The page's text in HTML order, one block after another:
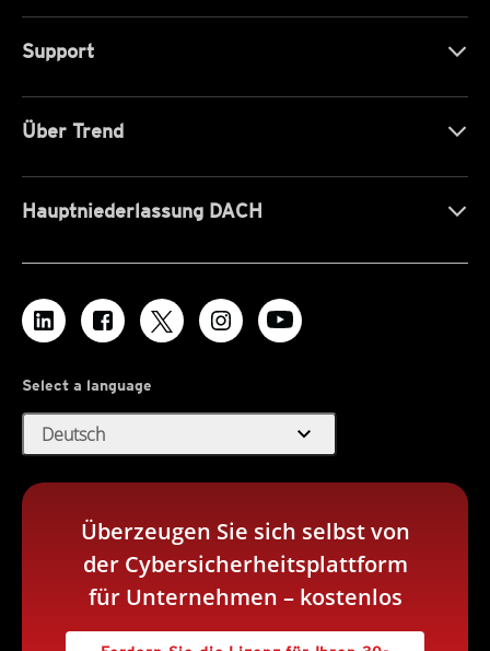
Support
Über Trend
Hauptniederlassung DACH
Select a language
Deutsch expand_more
Überzeugen Sie sich selbst von
der Cybersicherheitsplattform
für Unternehmen – kostenlos